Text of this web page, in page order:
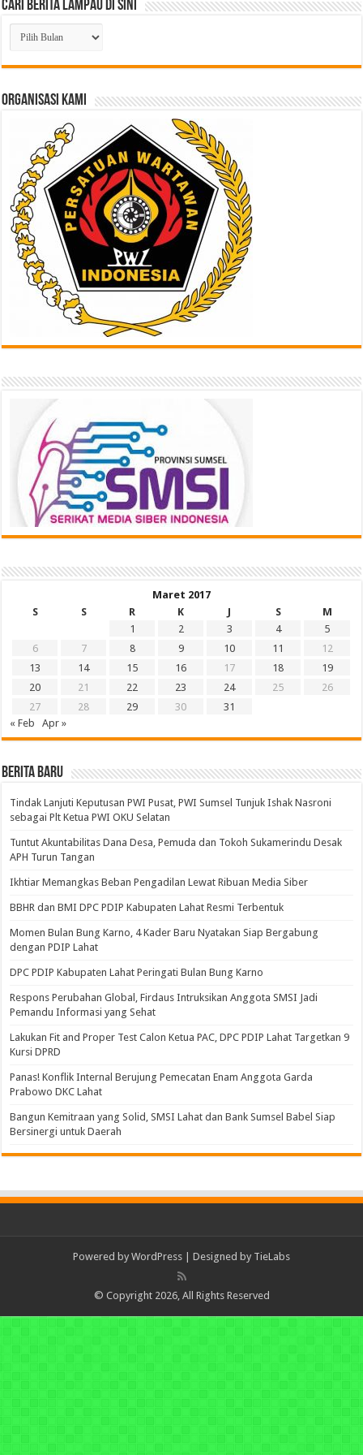
Cari Berita Lampau di Sini
Cari
Berita
Lampau
di
ORGANISASI KAMI
Maret 2017
S
S R K J S
M
1
2 3 4
5
6
7 8 9 10 11
12
13
14 15 16 17 18
19
20
21 22 23 24 25
26
27
28 29 30
31
« Feb
Apr »
BERITA BARU
Tindak Lanjuti Keputusan PWI Pusat, PWI Sumsel Tunjuk Ishak Nasroni
sebagai Plt Ketua PWI OKU Selatan
Tuntut Akuntabilitas Dana Desa, Pemuda dan Tokoh Sukamerindu Desak
APH Turun Tangan
Ikhtiar Memangkas Beban Pengadilan Lewat Ribuan Media Siber
BBHR dan BMI DPC PDIP Kabupaten Lahat Resmi Terbentuk
Momen Bulan Bung Karno, 4 Kader Baru Nyatakan Siap Bergabung
dengan PDIP Lahat
DPC PDIP Kabupaten Lahat Peringati Bulan Bung Karno
Respons Perubahan Global, Firdaus Intruksikan Anggota SMSI Jadi
Pemandu Informasi yang Sehat
Lakukan Fit and Proper Test Calon Ketua PAC, DPC PDIP Lahat Targetkan 9
Kursi DPRD
Panas! Konflik Internal Berujung Pemecatan Enam Anggota Garda
Prabowo DKC Lahat
Bangun Kemitraan yang Solid, SMSI Lahat dan Bank Sumsel Babel Siap
Bersinergi untuk Daerah
Powered by WordPress | Designed by TieLabs
© Copyright 2026, All Rights Reserved